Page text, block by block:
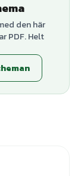
den här
PDF. Helt